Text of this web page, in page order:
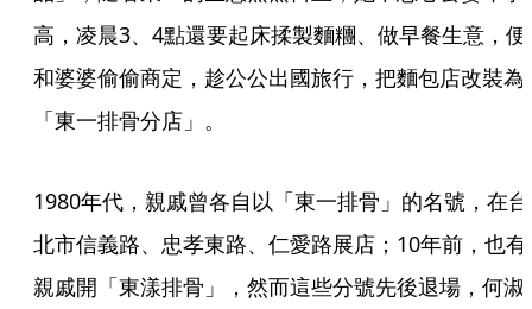
高，凌晨3、4點還要起床揉製麵糰、做早餐生意，便
和婆婆偷偷商定，趁公公出國旅行，把麵包店改裝為
「東一排骨分店」。
1980年代，親戚曾各自以「東一排骨」的名號，在台
北市信義路、忠孝東路、仁愛路展店；10年前，也有
親戚開「東漾排骨」，然而這些分號先後退場，何淑